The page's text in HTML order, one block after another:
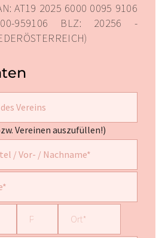
AT19 2025 6000 0095 9106
959106 BLZ: 20256 -
Vereinen auszufüllen!)